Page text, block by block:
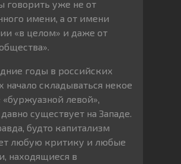
говорить уже не от
имени, а от имени
«в целом» и даже от
годы в российских
начало складываться некое
«буржуазной левой»,
существует на Западе.
будто капитализм
любую критику и любые
находящиеся в